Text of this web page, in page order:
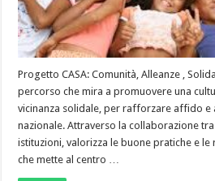
Progetto CASA: Comunità, Alleanze ,
percorso che mira a promuovere una
vicinanza solidale, per rafforzare affido e
nazionale. Attraverso la collaborazione
istituzioni, valorizza le buone pratiche e le
che mette al centro …